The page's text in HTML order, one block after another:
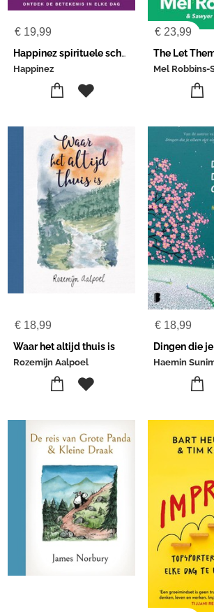
€19,99
Happinez spirituele scheurkalender 2027
Happinez
€ 23,99
The Let
€18,99
Waar het altijd thuis is
Rozemijn Aalpoel
€ 18,99
Dingen die
Haemin